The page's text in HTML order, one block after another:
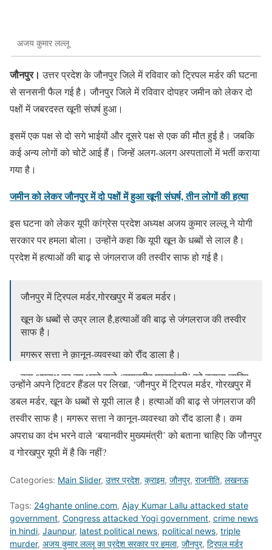
अजय कुमार लल्लू
जौनपुर। उत्तर प्रदेश के जौनपुर जिले में रविवार को ट्रिपल मर्डर की घटना
से सनसनी फैल गई है। जौनपुर जिले में रविवार दोपहर जमीन को लेकर दो
पक्षों में जबरदस्त खूनी संघर्ष हुआ।
इसमें एक पक्ष से दो सगे भाईयों और दूसरे पक्ष से एक की मौत हुई है। ज​बकि
कई अन्य लोगों को चोटें आई हैं। जिन्हें अलग-अलग अस्पतालों में भर्ती कराया
गया है।
जमीन को लेकर जौनपुर में दो पक्षों में हुआ खूनी संघर्ष, तीन लोगों की हत्या
इस घटना को लेकर यूपी कांग्रेस प्रदेश अध्यक्ष अजय कुमार लल्लू ने योगी
सरकार पर हमला बोला। उन्होंने कहा कि यूपी खून के धब्बों से लाल है।
प्रदेश में हत्याओं की बाढ़ से जंगलराज की तस्वीर साफ हो गई है।
जौनपुर में ट्रिपल मर्डर,गोरखपुर में डबल मर्डर।
खून के धब्बों से उप्र लाल है,हत्याओं की बाढ़ से जंगलराज की तस्वीर
साफ है।
मगरूर सत्ता ने क़ानून-व्यवस्था को रौंद डाला है।
कम अपराध का दम भरने वाले ‘बयानवीर मुख्यमंत्री’ को बताना चाहिए
कि जौनपुर व गोरखपुर उप्र में है कि नहीं?
— Ajay Kumar Lallu (@AjayLalluINC) August 23, 2020
उन्होंने अपने ट्विटर हैंडल पर लिखा, ‘जौनपुर में ट्रिपल मर्डर, गोरखपुर में
डबल मर्डर, खून के धब्बों से यूपी लाल है। हत्याओं की बाढ़ से जंगलराज की
तस्वीर साफ है। मगरूर सत्ता ने कानून-व्यवस्था को रौंद डाला है। कम
अपराध का दंभ भरने वाले ‘बयानवीर मुख्यमंत्री’ को बताना चाहिए कि जौनपुर
व गोरखपुर यूपी में है कि नहीं?
Categories: Main Slider, उत्तर प्रदेश, क्राइम, जौनपुर, राजनीति, लखनऊ
Tags: 24ghante online.com, Ajay Kumar Lallu attacked state
government, Congress attacked Yogi government, crime news
in hindi, Jaunpur, latest political news, political news, triple
murder, अजय कुमार लल्लू का प्रदेश सरकार पर हमला, जौनपुर, ट्रिपल मर्डर